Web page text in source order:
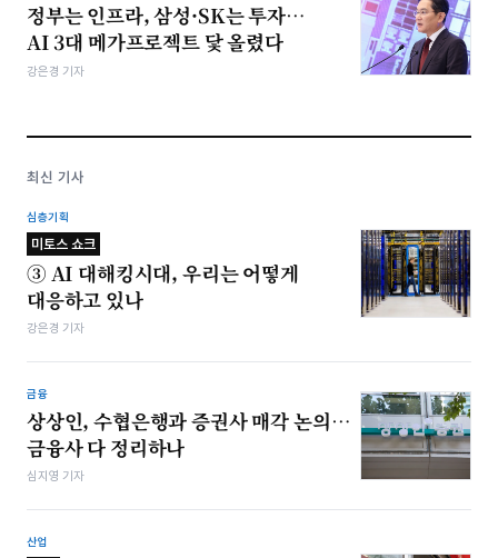
정부는 인프라, 삼성·SK는 투자…
AI 3대 메가프로젝트 닻 올렸다
강은경 기자
최신 기사
심층기획
미토스 쇼크
③ AI 대해킹시대, 우리는 어떻게
대응하고 있나
강은경 기자
금융
상상인, 수협은행과 증권사 매각 논의…
금융사 다 정리하나
심지영 기자
산업